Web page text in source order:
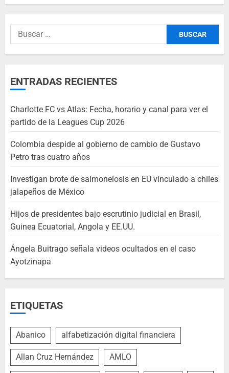
ENTRADAS RECIENTES
Charlotte FC vs Atlas: Fecha, horario y canal para ver el
partido de la Leagues Cup 2026
Colombia despide al gobierno de cambio de Gustavo
Petro tras cuatro años
Investigan brote de salmonelosis en EU vinculado a chiles
jalapeños de México
Hijos de presidentes bajo escrutinio judicial en Brasil,
Guinea Ecuatorial, Angola y EE.UU.
Ángela Buitrago señala videos ocultados en el caso
Ayotzinapa
ETIQUETAS
Abanico alfabetización digital financiera
Allan Cruz Hernández AMLO